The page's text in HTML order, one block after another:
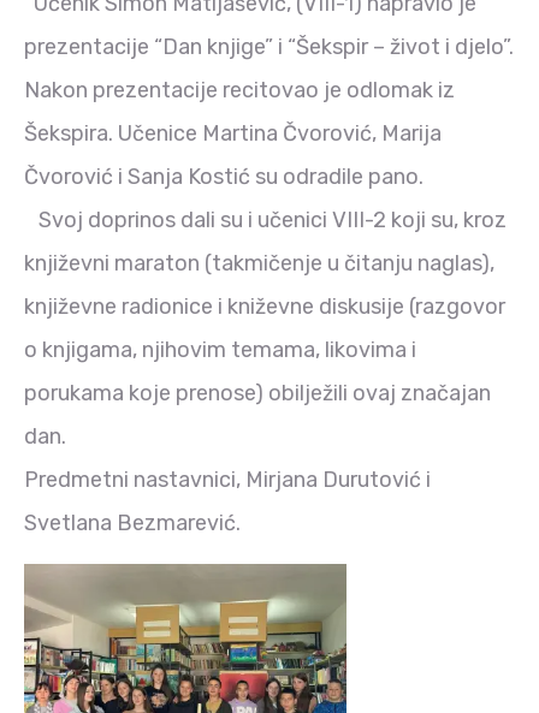
prezentacije “Dan knjige” i “Šekspir – život i djelo”.
Nakon prezentacije recitovao je odlomak iz
Šekspira. Učenice Martina Čvorović, Marija
Čvorović i Sanja Kostić su odradile pano.
Svoj doprinos dali su i učenici VIII-2 koji su, kroz
književni maraton (takmičenje u čitanju naglas),
književne radionice i kniževne diskusije (razgovor
o knjigama, njihovim temama, likovima i
porukama koje prenose) obilježili ovaj značajan
dan.
Predmetni nastavnici, Mirjana Durutović i
Svetlana Bezmarević.